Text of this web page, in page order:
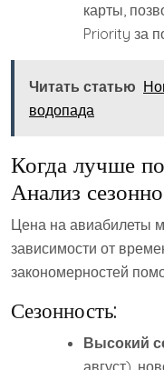
карты,
Priority за
Читать статью
водопада
Когда лучше
Анализ
Цена на авиабилеты
зависимости от
закономерностей
Сезонность:
Высокий
август),